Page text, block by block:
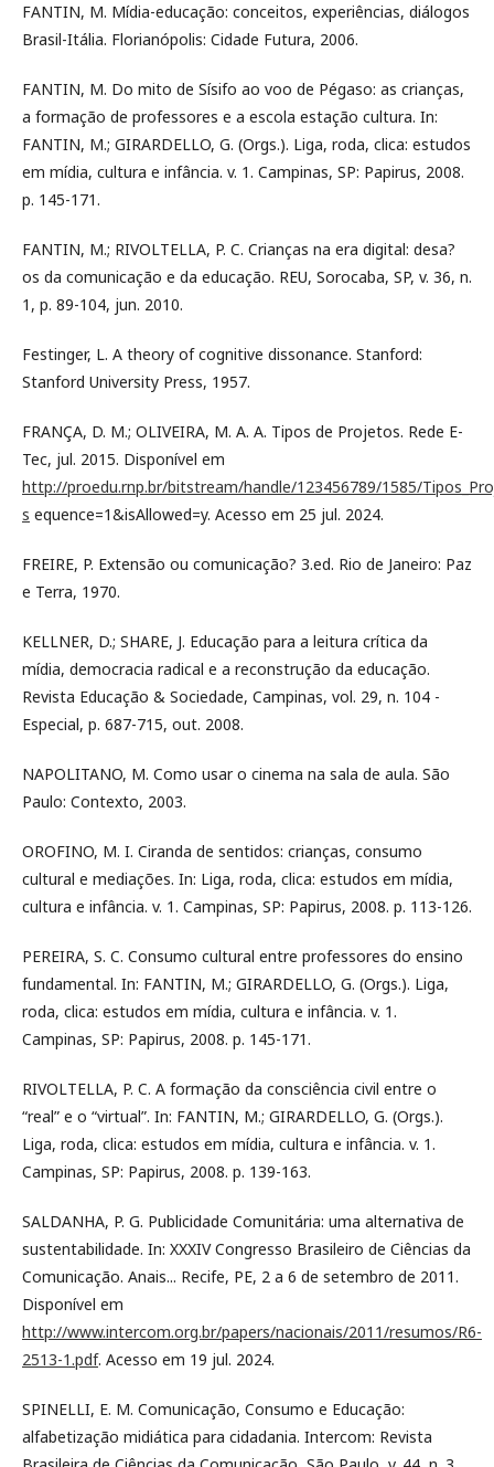
FANTIN, M. Mídia-educação: conceitos, experiências, diálogos
Brasil-Itália. Florianópolis: Cidade Futura, 2006.
FANTIN, M. Do mito de Sísifo ao voo de Pégaso: as crianças,
a formação de professores e a escola estação cultura. In:
FANTIN, M.; GIRARDELLO, G. (Orgs.). Liga, roda, clica: estudos
em mídia, cultura e infância. v. 1. Campinas, SP: Papirus, 2008.
p. 145-171.
FANTIN, M.; RIVOLTELLA, P. C. Crianças na era digital: desa?
os da comunicação e da educação. REU, Sorocaba, SP, v. 36, n.
1, p. 89-104, jun. 2010.
Festinger, L. A theory of cognitive dissonance. Stanford:
Stanford University Press, 1957.
FRANÇA, D. M.; OLIVEIRA, M. A. A. Tipos de Projetos. Rede E-
Tec, jul. 2015. Disponível em
http://proedu.rnp.br/bitstream/handle/123456789/1585/
s equence=1&isAllowed=y. Acesso em 25 jul. 2024.
FREIRE, P. Extensão ou comunicação? 3.ed. Rio de Janeiro: Paz
e Terra, 1970.
KELLNER, D.; SHARE, J. Educação para a leitura crítica da
mídia, democracia radical e a reconstrução da educação.
Revista Educação & Sociedade, Campinas, vol. 29, n. 104 -
Especial, p. 687-715, out. 2008.
NAPOLITANO, M. Como usar o cinema na sala de aula. São
Paulo: Contexto, 2003.
OROFINO, M. I. Ciranda de sentidos: crianças, consumo
cultural e mediações. In: Liga, roda, clica: estudos em mídia,
cultura e infância. v. 1. Campinas, SP: Papirus, 2008. p. 113-126.
PEREIRA, S. C. Consumo cultural entre professores do ensino
fundamental. In: FANTIN, M.; GIRARDELLO, G. (Orgs.). Liga,
roda, clica: estudos em mídia, cultura e infância. v. 1.
Campinas, SP: Papirus, 2008. p. 145-171.
RIVOLTELLA, P. C. A formação da consciência civil entre o
“real” e o “virtual”. In: FANTIN, M.; GIRARDELLO, G. (Orgs.).
Liga, roda, clica: estudos em mídia, cultura e infância. v. 1.
Campinas, SP: Papirus, 2008. p. 139-163.
SALDANHA, P. G. Publicidade Comunitária: uma alternativa de
sustentabilidade. In: XXXIV Congresso Brasileiro de Ciências da
Comunicação. Anais... Recife, PE, 2 a 6 de setembro de 2011.
Disponível em
http://www.intercom.org.br/papers/nacionais/2011/resumos/R6-
2513-1.pdf. Acesso em 19 jul. 2024.
SPINELLI, E. M. Comunicação, Consumo e Educação:
alfabetização midiática para cidadania. Intercom: Revista